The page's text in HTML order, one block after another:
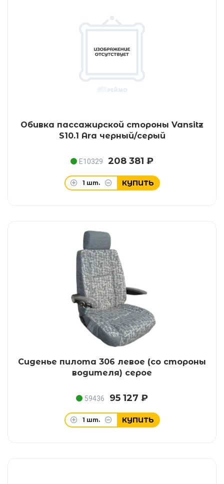
Обивка пассажирской стороны Vansitz
S10.1 Ara черный/серый
E10329 208 381 ₽
1 шт. КУПИТЬ
Сиденье пилота 306 левое (со стороны
водителя) серое
59436 95 127 ₽
1 шт. КУПИТЬ